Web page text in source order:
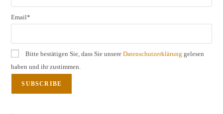
Email*
Bitte bestätigen Sie, dass Sie unsereDatenschutzerklärung gelesen
haben und ihr zustimmen.